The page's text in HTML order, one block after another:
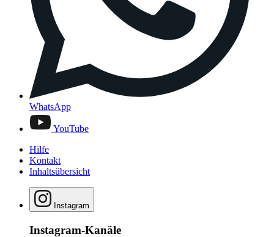
WhatsApp
YouTube
Hilfe
Kontakt
Inhaltsübersicht
Instagram
Instagram-Kanäle